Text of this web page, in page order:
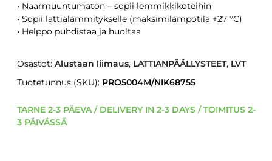
• Naarmuuntumaton – sopii lemmikkikoteihin
• Sopii lattialämmitykselle (maksimilämpötila +27 °C)
• Helppo puhdistaa ja huoltaa
TARNE 2-3 PÄEVA / DELIVERY IN 2-3 DAYS / TOIMITUS 2-
3 PÄIVÄSSÄ
Tuotetunnus (SKU): PRO5004M/NIK68755
Osastot:Alustaan liimaus, LATTIANPÄÄLLYSTEET, LVT